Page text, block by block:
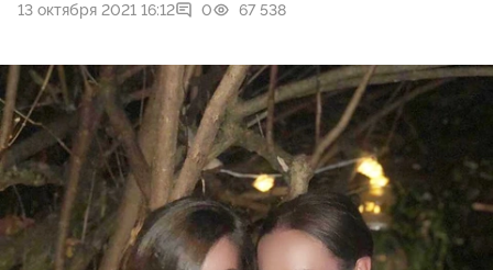
13 октября 2021 16:12 0 67 538